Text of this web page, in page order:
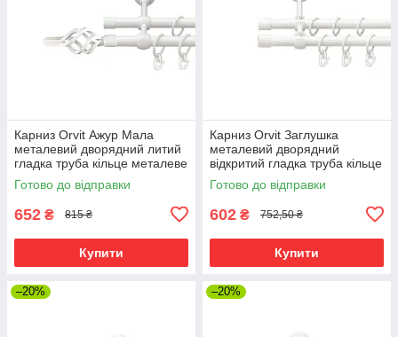
Карниз Orvit Ажур Мала
металевий дворядний литий
гладка труба кільце металеве
Арктіс 16\16 мм 120 см (00-
00019205)
Готово до відправки
652 ₴ 815 ₴
Купити
Карниз Orvit Заглушка
металевий дворядний
відкритий гладка труба кільце
металеве Арктіс 16\16 мм
120 см (00-00021372)
Готово до відправки
602 ₴ 752,50 ₴
Купити
–20% –20%